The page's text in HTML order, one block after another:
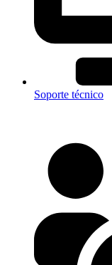
Soporte técnico